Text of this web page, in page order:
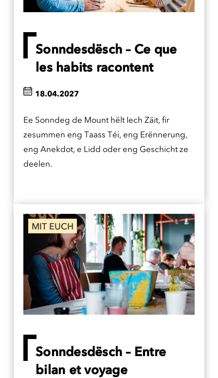
Sonndesdësch – Ce que
les habits racontent
Ee Sonndeg de Mount hëlt Iech Zäit, fir
zesummen eng Taass Téi, eng Erënnerung,
eng Anekdot, e Lidd oder eng Geschicht ze
deelen.
18.04.2027
MIT EUCH
Sonndesdësch – Entre
bilan et voyage